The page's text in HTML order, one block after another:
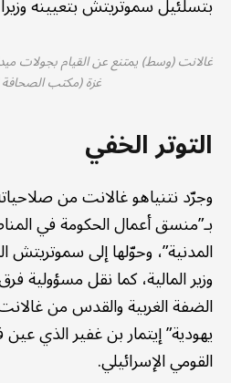
غالانت (وسط) يمتنع عن القيام بجولات
غزة (مكتب
التوتر الخفي
وجرّد نتنياهو غالانت من
بـ”منسق أعمال الحكومة في
المدنية”، وحوّلها إلى
وزير المالية، كما نقل مسؤولية
الضفة الغربية والقدس من
يهودية” إيتمار بن غفير الذي
القومي الإسرائيلي.